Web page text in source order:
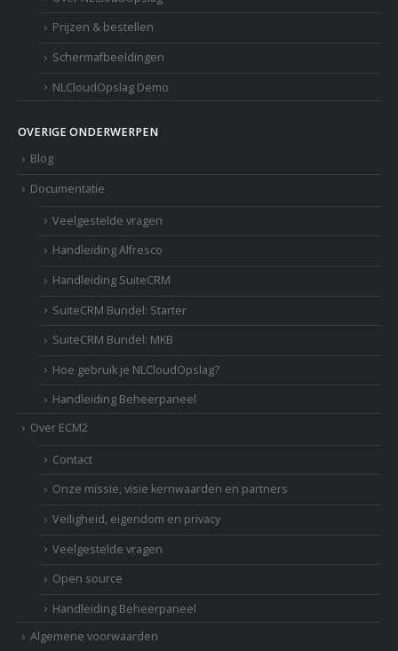
Prijzen & bestellen
Schermafbeeldingen
NLCloudOpslag Demo
OVERIGE ONDERWERPEN
Blog
Documentatie
Veelgestelde vragen
Handleiding Alfresco
Handleiding SuiteCRM
SuiteCRM Bundel: Starter
SuiteCRM Bundel: MKB
Hoe gebruik je NLCloudOpslag?
Handleiding Beheerpaneel
Over ECM2
Contact
Onze missie, visie kernwaarden en partners
Veiligheid, eigendom en privacy
Veelgestelde vragen
Open source
Handleiding Beheerpaneel
Algemene voorwaarden